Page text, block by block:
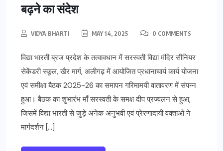
बढ़ने का संदेश
VIDYA BHARTI MAY 14, 2025 0 COMMENTS
विद्या भारती ब्रज प्रदेश के तत्वावधान में सरस्वती विद्या मंदिर सीनियर
सेकेंडरी स्कूल, खैर मार्ग, अलीगढ़ में आयोजित प्रधानाचार्य कार्य योजना
एवं समीक्षा बैठक 2025-26 का समापन गरिमामयी वातावरण में संपन्न
हुआ। बैठक का शुभारंभ माँ सरस्वती के समक्ष दीप प्रज्वलन से हुआ,
जिसमें विद्या भारती से जुड़े अनेक अनुभवी एवं प्रेरणादायी वक्ताओं ने
मार्गदर्शन […]